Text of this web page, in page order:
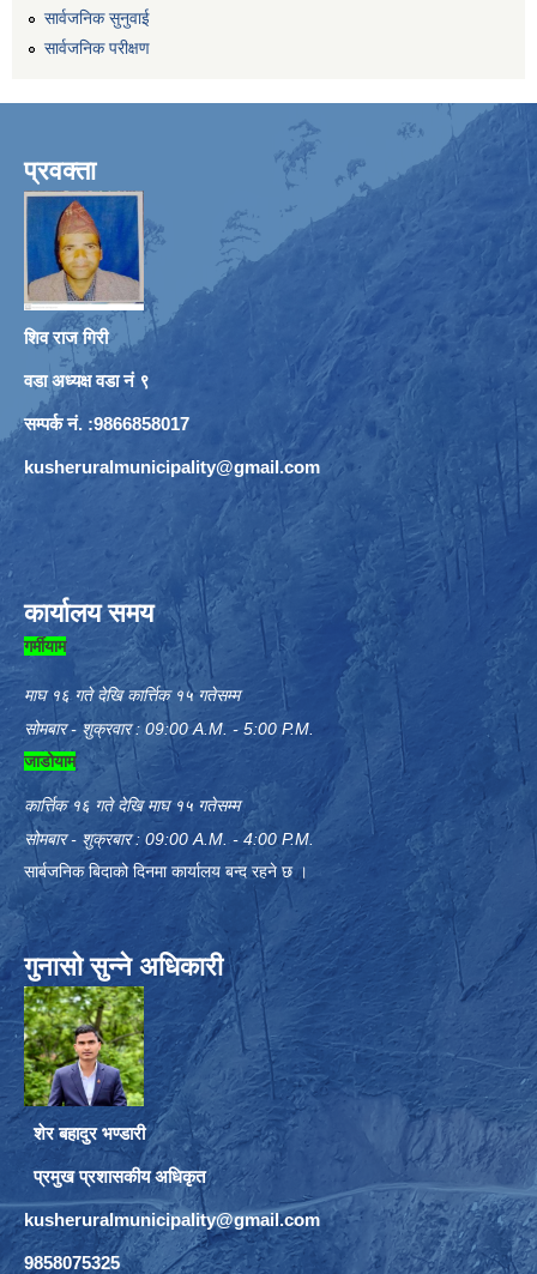
सार्वजनिक सुनुवाई
सार्वजनिक परीक्षण
प्रवक्ता
शिव राज गिरी
वडा अध्यक्ष वडा नं ९
सम्पर्क नं. :9866858017
kusheruralmunicipality@gmail.com
कार्यालय समय
गर्मीयाम
माघ १६ गते देखि कार्त्तिक १५ गतेसम्म
सोमबार - शुक्रवार : 09:00 A.M. - 5:00 P.M.
जाडोयाम
कार्त्तिक १६ गते देखि माघ १५ गतेसम्म
सोमबार - शुक्रबार : 09:00 A.M. - 4:00 P.M.
सार्बजनिक बिदाको दिनमा कार्यालय बन्द रहने छ ।
गुनासो सुन्ने अधिकारी
शेर बहादुर भण्डारी
प्रमुख प्रशासकीय अधिकृत
kusheruralmunicipality@gmail.com
9858075325